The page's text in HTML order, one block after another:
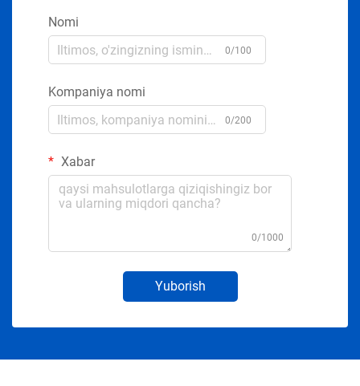
Nomi
0/100
Kompaniya nomi
0/200
Xabar
0/1000
Yuborish